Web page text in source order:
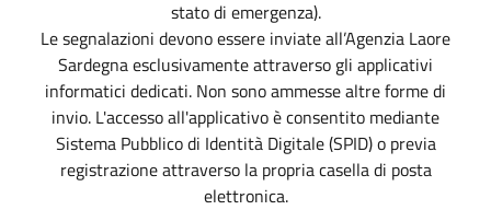
stato di emergenza).
Le segnalazioni devono essere inviate all’Agenzia Laore
Sardegna esclusivamente attraverso gli applicativi
informatici dedicati. Non sono ammesse altre forme di
invio. L'accesso all'applicativo è consentito mediante
Sistema Pubblico di Identità Digitale (SPID) o previa
registrazione attraverso la propria casella di posta
elettronica.